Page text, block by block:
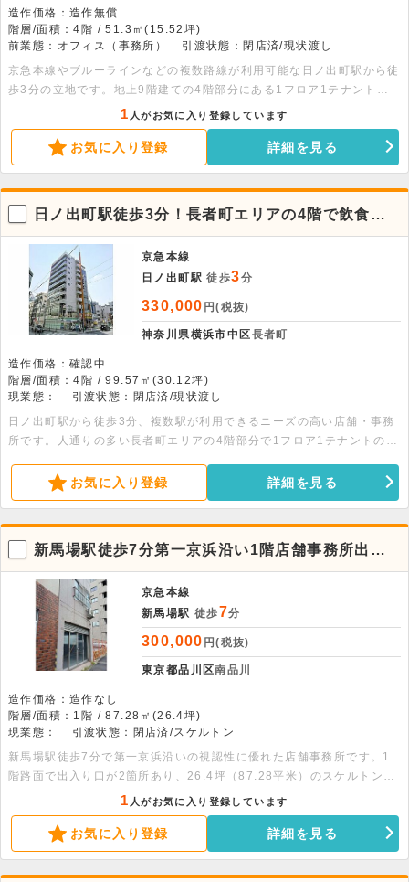
造作価格：造作無償
階層/面積：4階 / 51.3㎡(15.52坪)
前業態：オフィス（事務所）
引渡状態：閉店済/現状渡し
京急本線やブルーラインなどの複数路線が利用可能な日ノ出町駅から徒
歩3分の立地です。地上9階建ての4階部分にある1フロア1テナント
で、広さは約15.52坪です。居酒屋などの重飲食を含む飲食利用の相談
が可能です。室内は24時間利用ができ、オートロックやエレベーター
が備わっています。ご内見のご希望などがありましたら、お気軽にご連
絡ください。
1 人がお気に入り登録しています
お気に入り登録 詳細を見る
日ノ出町駅徒歩3分！長者町エリアの4階で飲食店
可の貸店舗
京急本線
日ノ出町駅 徒歩3分
330,000 円(税抜)
神奈川県横浜市中区長者町
造作価格：確認中
階層/面積：4階 / 99.57㎡(30.12坪)
現業態：
引渡状態：閉店済/現状渡し
日ノ出町駅から徒歩3分、複数駅が利用できるニーズの高い店舗・事務
所です。人通りの多い長者町エリアの4階部分で1フロア1テナントの独
応可能です。お気軽にお問い合わせください。
お気に入り登録 詳細を見る
新馬場駅徒歩7分第一京浜沿い1階店舗事務所出入
り口2箇所あり
京急本線
新馬場駅 徒歩7分
300,000 円(税抜)
東京都品川区南品川
造作価格：造作なし
階層/面積：1階 / 87.28㎡(26.4坪)
現業態：
引渡状態：閉店済/スケルトン
新馬場駅徒歩7分で第一京浜沿いの視認性に優れた店舗事務所です。1
階路面で出入り口が2箇所あり、26.4坪（87.28平米）のスケルトン渡
しで幅広い業態に対応します。お気軽にお問い合わせください。
1 人がお気に入り登録しています
お気に入り登録 詳細を見る